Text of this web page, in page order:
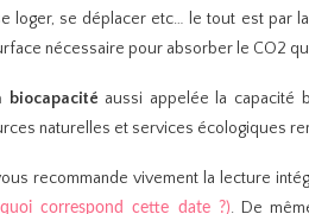
loger, se déplacer etc… le tout est par
nécessaire pour absorber le CO2
biocapacité aussi appelée la capacité
naturelles et services écologiques
recommande vivement la lecture
correspond cette date ?). De